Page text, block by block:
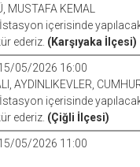
MUSTAFA KEMAL
İstasyon içerisinde
ederiz. (Karşıyaka İlçesi)
05/2026 16:00
AYDINLIKEVLER,
İstasyon içerisinde
ederiz. (Çiğli İlçesi)
05/2026 11:00